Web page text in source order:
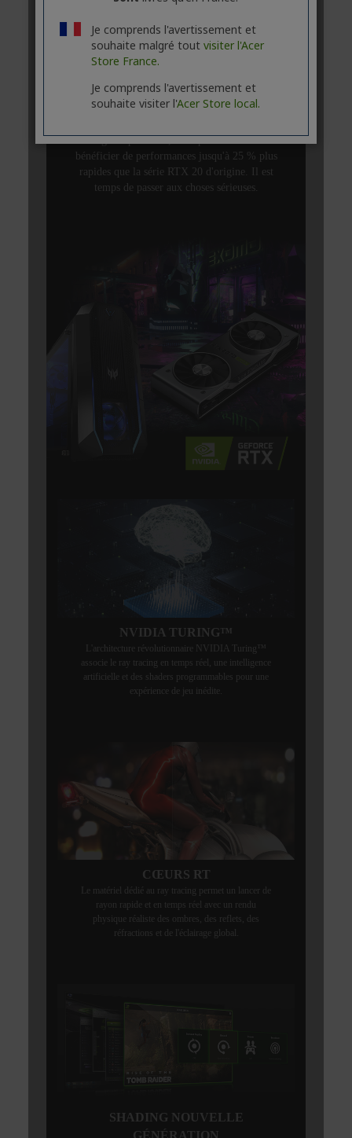
Je comprends l'avertissement et
souhaite malgré tout visiter l'Acer
Store France.
Je comprends l'avertissement et
souhaite visiter l'Acer Store local.